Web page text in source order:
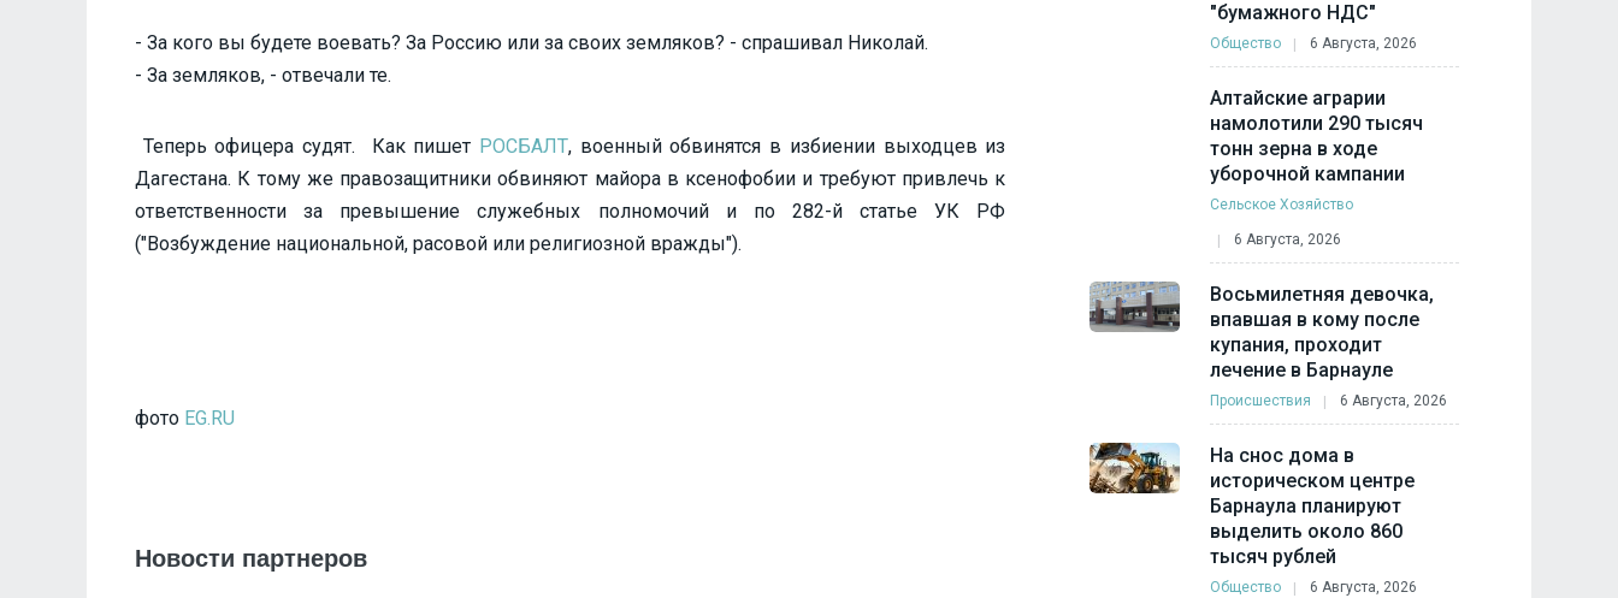
- За кого вы будете воевать? За Россию или за своих земляков? - спрашивал Николай.
- За земляков, - отвечали те.
Теперь офицера судят. Как пишет РОСБАЛТ, военный обвинятся в избиении выходцев из
Дагестана. К тому же правозащитники обвиняют майора в ксенофобии и требуют привлечь к
ответственности за превышение служебных полномочий и по 282-й статье УК РФ
("Возбуждение национальной, расовой или религиозной вражды").
фото EG.RU
Новости партнеров
"бумажного НДС"
Общество 6 Августа, 2026
Алтайские аграрии
намолотили 290 тысяч
тонн зерна в ходе
уборочной кампании
Сельское Хозяйство
6 Августа, 2026
Восьмилетняя девочка,
впавшая в кому после
купания, проходит
лечение в Барнауле
Происшествия 6 Августа, 2026
На снос дома в
историческом центре
Барнаула планируют
выделить около 860
тысяч рублей
Общество 6 Августа, 2026